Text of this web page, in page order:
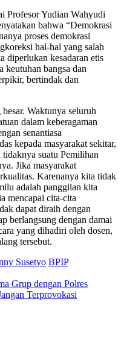
Profesor Yudian Wahyudi
bahwa “Demokrasi
proses demokrasi
hal-hal yang salah
diperlukan kesadaran etis
keutuhan bangsa dan
bertindak dan
Waktunya seluruh
dalam keberagaman
senantiasa
kepada masyarakat sekitar,
suatu Pemilihan
Jika masyarakat
Karenanya kita tidak
adalah panggilan kita
mencapai cita-cita
dapat diraih dengan
berlangsung dengan damai
yang dihadiri oleh dosen,
tersebut.
Susetyo BPIP
Grup dengan Polres
Terprovokasi